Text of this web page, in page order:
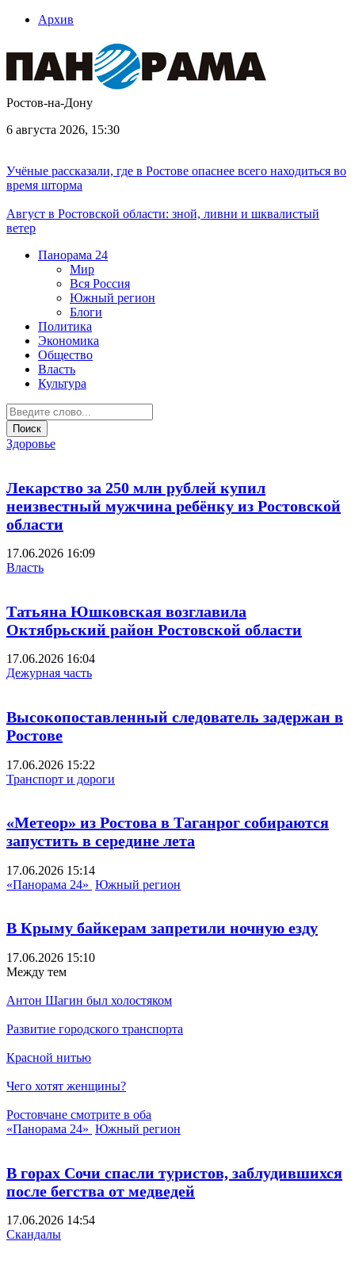
Архив
Ростов-на-Дону
6 августа 2026, 15:30
Учёные рассказали, где в Ростове опаснее всего находиться во
время шторма
Август в Ростовской области: зной, ливни и шквалистый
ветер
Панорама 24
Мир
Вся Россия
Южный регион
Блоги
Политика
Экономика
Общество
Власть
Культура
Здоровье
Лекарство за 250 млн рублей купил
неизвестный мужчина ребёнку из Ростовской
области
17.06.2026 16:09
Власть
Татьяна Юшковская возглавила
Октябрьский район Ростовской области
17.06.2026 16:04
Дежурная часть
Высокопоставленный следователь задержан в
Ростове
17.06.2026 15:22
Транспорт и дороги
«Метеор» из Ростова в Таганрог собираются
запустить в середине лета
17.06.2026 15:14
«Панорама 24» Южный регион
В Крыму байкерам запретили ночную езду
17.06.2026 15:10
Между тем
Антон Шагин был холостяком
Развитие городского транспорта
Красной нитью
Чего хотят женщины?
Ростовчане смотрите в оба
«Панорама 24» Южный регион
В горах Сочи спасли туристов, заблудившихся
после бегства от медведей
17.06.2026 14:54
Скандалы